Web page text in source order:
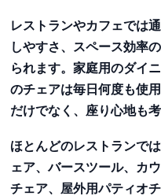
レストランやカフェでは
しやすさ、スペース効率
られます。家庭用のダイ
のチェアは毎日何度も使
だけでなく、座り心地も
ほとんどのレストランで
ェア、バースツール、カ
チェア、屋外用パティオ